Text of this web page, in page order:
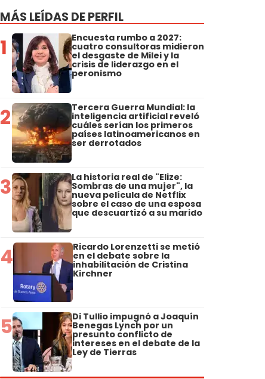
MÁS LEÍDAS DE PERFIL
1 Encuesta rumbo a 2027:
cuatro consultoras midieron
el desgaste de Milei y la
crisis de liderazgo en el
peronismo
2 Tercera Guerra Mundial: la
inteligencia artificial reveló
cuáles serían los primeros
países latinoamericanos en
ser derrotados
3 La historia real de "Elize:
Sombras de una mujer", la
nueva película de Netflix
sobre el caso de una esposa
que descuartizó a su marido
4 Ricardo Lorenzetti se metió
en el debate sobre la
inhabilitación de Cristina
Kirchner
5 Di Tullio impugnó a Joaquín
Benegas Lynch por un
presunto conflicto de
intereses en el debate de la
Ley de Tierras